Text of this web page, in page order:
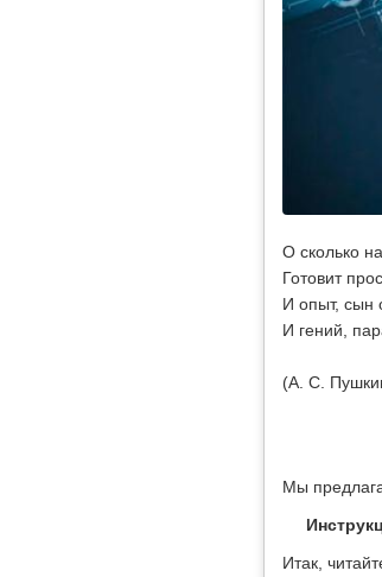
О сколько
Готовит
И опыт, сын
И гений,
(А. С.
Мы
Итак,